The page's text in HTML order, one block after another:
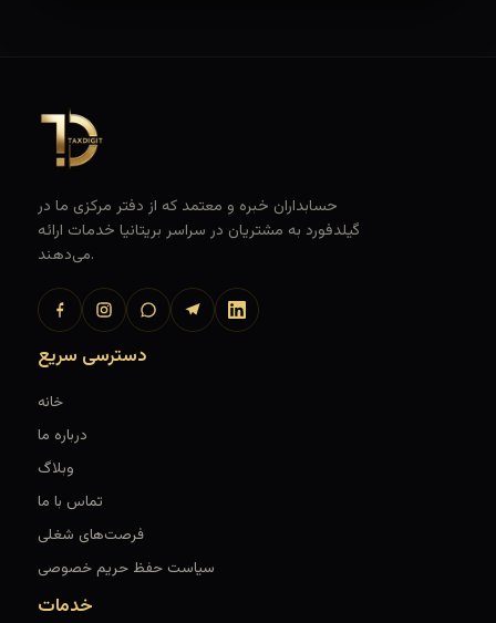
حسابداران خبره و معتمد که از دفتر مرکزی ما در
گیلدفورد به مشتریان در سراسر بریتانیا خدمات ارائه
می‌دهند.
دسترسی سریع
خانه
درباره ما
وبلاگ
تماس با ما
فرصت‌های شغلی
سیاست حفظ حریم خصوصی
خدمات